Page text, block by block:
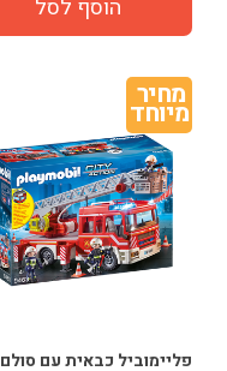
מחיר
מיוחד
פליימוביל כבאית עם סולם